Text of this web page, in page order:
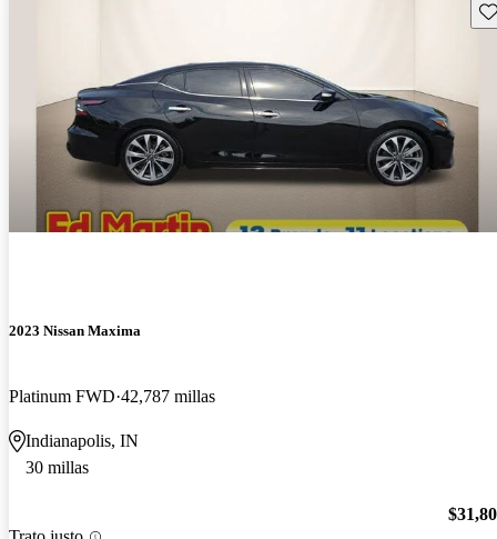
2023 Nissan Maxima
Platinum FWD 42,787 millas
Indianapolis, IN
30 millas